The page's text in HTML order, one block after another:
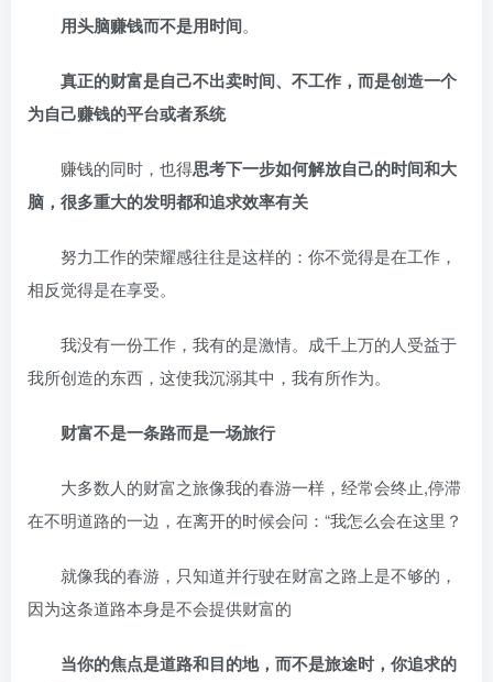
用头脑赚钱而不是用时间。
真正的财富是自己不出卖时间、不工作，而是创造一个
为自己赚钱的平台或者系统
赚钱的同时，也得思考下一步如何解放自己的时间和大
脑，很多重大的发明都和追求效率有关
努力工作的荣耀感往往是这样的：你不觉得是在工作，
相反觉得是在享受。
我没有一份工作，我有的是激情。成千上万的人受益于
我所创造的东西，这使我沉溺其中，我有所作为。
财富不是一条路而是一场旅行
大多数人的财富之旅像我的春游一样，经常会终止,停滞
在不明道路的一边，在离开的时候会问：“我怎么会在这里？
就像我的春游，只知道并行驶在财富之路上是不够的，
因为这条道路本身是不会提供财富的
当你的焦点是道路和目的地，而不是旅途时，你追求的